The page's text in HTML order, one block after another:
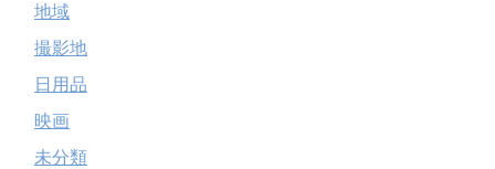
地域
撮影地
日用品
映画
未分類